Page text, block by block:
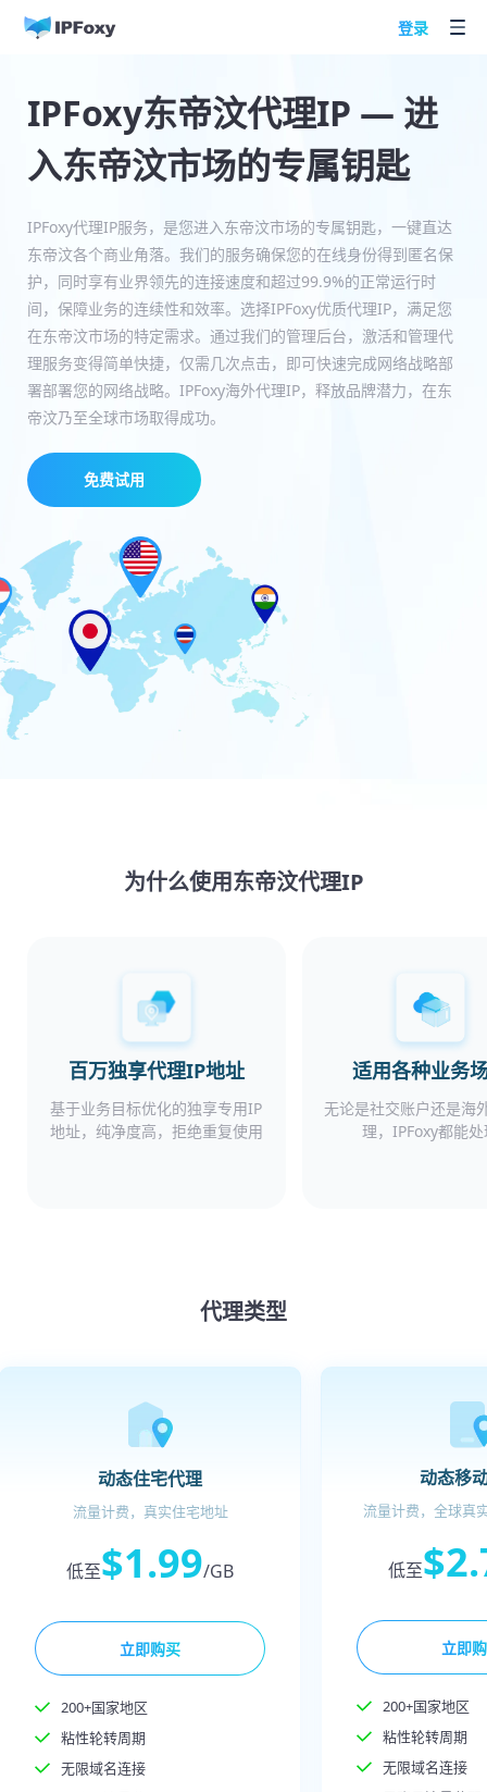
登录
IPFoxy东帝汶代理IP — 进
入东帝汶市场的专属钥匙
IPFoxy代理IP服务，是您进入东帝汶市场的专属钥匙，一键直达
东帝汶各个商业角落。我们的服务确保您的在线身份得到匿名保
护，同时享有业界领先的连接速度和超过99.9%的正常运行时
间，保障业务的连续性和效率。选择IPFoxy优质代理IP，满足您
在东帝汶市场的特定需求。通过我们的管理后台，激活和管理代
理服务变得简单快捷，仅需几次点击，即可快速完成网络战略部
署部署您的网络战略。IPFoxy海外代理IP，释放品牌潜力，在东
帝汶乃至全球市场取得成功。
免费试用
为什么使用东帝汶代理IP
百万独享代理IP地址
基于业务目标优化的独享专用IP
地址，纯净度高，拒绝重复使用
适用各种业务
无论是社交账户还是海
理，IPFoxy都能
代理类型
动态住宅代理
流量计费，真实住宅地址
低至$1.99/GB
立即购买
200+国家地区
粘性轮转周期
无限域名连接
动态移
流量计费，全球真
低至
立即
200+国家地区
粘性轮转周期
无限域名连接